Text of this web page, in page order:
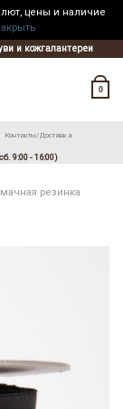
цены и наличие
и кожгалантереи
0
Контакты/Доставка
9:00 - 16:00)
резинка